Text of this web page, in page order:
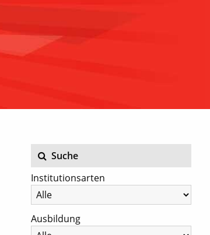
Suche
Institutionsarten
Ausbildung